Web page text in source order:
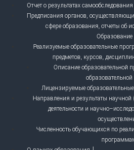
Отчет о результатах самообследования
Предписания органов,
сфере образования, отчеты об
Образование
Реализуемые образовательные
предметов, курсов,
Описание образовательной
Лицензируемые
Направления и результаты научной
деятельности и
Численность обучающихся по